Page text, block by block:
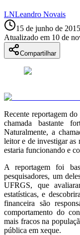
LNLeandro Novais
15 de junho de 2015
Atualizado em 10 de
Compartilhar
Recente reportagem
chamada bastante
Naturalmente, a
leitor e de investigar as
estaria funcionando e
A reportagem foi
pesquisadores, um
UFRGS, que
estatísticas, e
financeira são
comportamento do
mais fracos na
pública em xeque.